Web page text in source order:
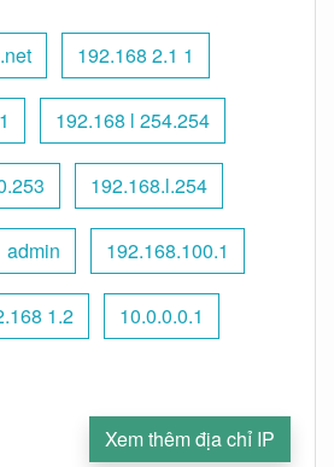
192.168 2.1 1
192.168 l 254.254
192.168.l.254
admin 192.168.100.1
1.2 10.0.0.0.1
Xem thêm địa chỉ IP